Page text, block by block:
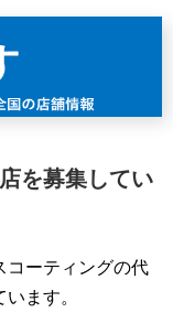
を募集してい
コーティングの代
ます。